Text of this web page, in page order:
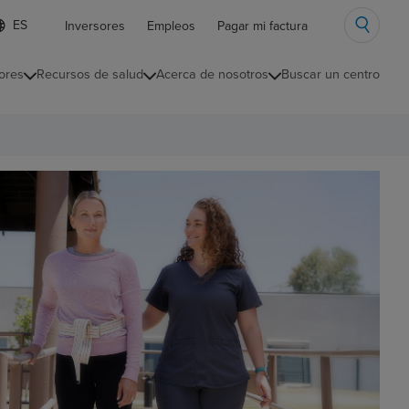
Inversores Empleos Pagar mi factura
Recursos de salud Acerca de nosotros Buscar un centro